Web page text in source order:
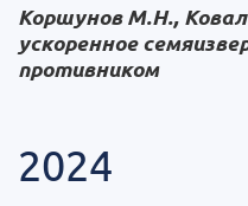
Коршунов М.Н.,
ускоренное
противником
2024